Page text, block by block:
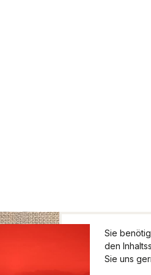
Sie
den
Sie uns